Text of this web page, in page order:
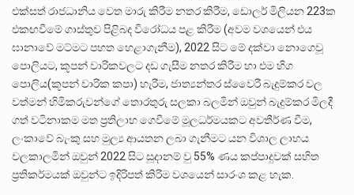
එක්සත් රාජධානිය වෙත මාරු කිරීම නතර කිරීම, ඩොලර් මිලියන 223ක
එකඟවීමේ ගාස්තුව පිළිබද විරෝධය පළ කිරීම (අවම වශයෙන් එය
ඝානාවේ මට්මට පහත හෙළාගැනීම), 2022 සිට මේ දක්වා නොගෙවූ
පොලියට, කූපන් වාරිකවලට දඩ ගැසීම නතර කිරීම හා එම හිග
පොලිය(කූපන් වාරික කපා) හැරීම, ජාත්‍යන්තර ස්වෛරී බැදුම්කර වල
වත්මන් හිමිකරුවන්ගේ තොරතුරු සලකා බලමින් ඔවුන් බැදුම්කර මිලදී
ගත් වටිනාකම මත ප්‍රතිලාභ ගෙවීමේ මූලධර්මයකට අවතීර්ණ වීම,
ලංකාවේ බැංකු සහ මුල්‍ය ආයතන ලබා ගැනීමට යන විශාල ලාභය
වලකාලමින් ඔවුන් 2022 සිට සූදානම් වු 55% ණය කප්පාදුවක් සහිත
ප්‍රතිකර්මයක් ඔවුන්ට ඉදිරිපත් කිරිම වශයෙන් සාරංශ කළ හැක.